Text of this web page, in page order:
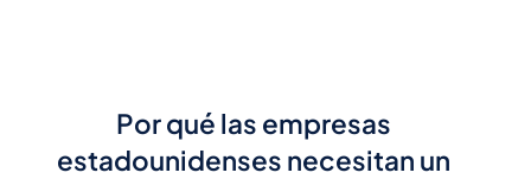
Por qué las empresas
estadounidenses necesitan un